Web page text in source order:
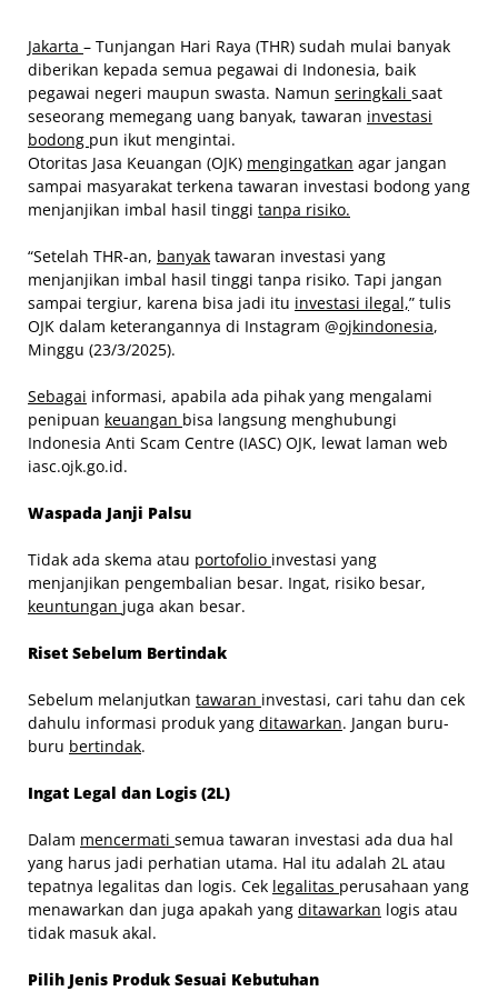
Jakarta – Tunjangan Hari Raya (THR) sudah mulai banyak
diberikan kepada semua pegawai di Indonesia, baik
pegawai negeri maupun swasta. Namun seringkali saat
seseorang memegang uang banyak, tawaran investasi
bodong pun ikut mengintai.
Otoritas Jasa Keuangan (OJK) mengingatkan agar jangan
sampai masyarakat terkena tawaran investasi bodong yang
menjanjikan imbal hasil tinggi tanpa risiko.
“Setelah THR-an, banyak tawaran investasi yang
menjanjikan imbal hasil tinggi tanpa risiko. Tapi jangan
sampai tergiur, karena bisa jadi itu investasi ilegal,” tulis
OJK dalam keterangannya di Instagram @ojkindonesia,
Minggu (23/3/2025).
Sebagai informasi, apabila ada pihak yang mengalami
penipuan keuangan bisa langsung menghubungi
Indonesia Anti Scam Centre (IASC) OJK, lewat laman web
iasc.ojk.go.id.
Waspada Janji Palsu
Tidak ada skema atau portofolio investasi yang
menjanjikan pengembalian besar. Ingat, risiko besar,
keuntungan juga akan besar.
Riset Sebelum Bertindak
Sebelum melanjutkan tawaran investasi, cari tahu dan cek
dahulu informasi produk yang ditawarkan. Jangan buru-
buru bertindak.
Ingat Legal dan Logis (2L)
Dalam mencermati semua tawaran investasi ada dua hal
yang harus jadi perhatian utama. Hal itu adalah 2L atau
tepatnya legalitas dan logis. Cek legalitas perusahaan yang
menawarkan dan juga apakah yang ditawarkan logis atau
tidak masuk akal.
Pilih Jenis Produk Sesuai Kebutuhan